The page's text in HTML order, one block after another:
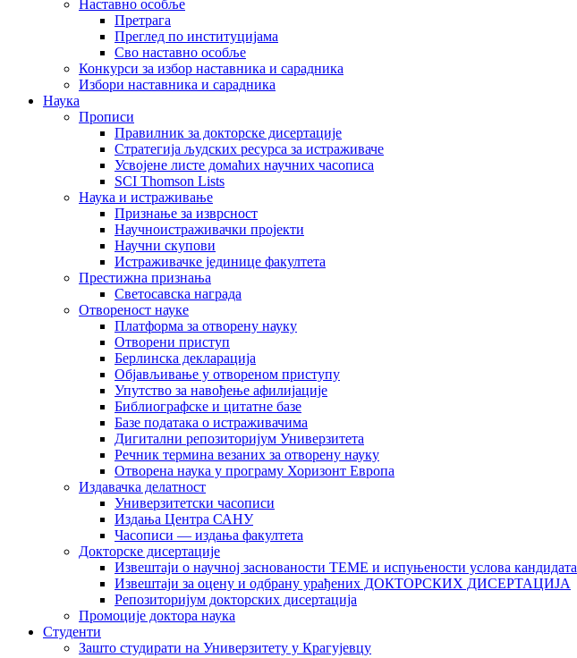
Наставно особље
Претрага
Преглед по институцијама
Сво наставно особље
Конкурси за избор наставника и сарадника
Избори наставника и сарадника
Наука
Прописи
Правилник за докторске дисертације
Стратегија људских ресурса за истраживаче
Усвојене листе домаћих научних часописа
SCI Thomson Lists
Наука и истраживање
Признање за изврсност
Научноистраживачки пројекти
Научни скупови
Истраживачке јединице факултета
Престижна признања
Светосавска награда
Отвореност науке
Платформа за отворену науку
Отворени приступ
Берлинска декларација
Објављивање у отвореном приступу
Упутство за навођење афилијације
Библиографске и цитатне базе
Базе података о истраживачима
Дигитални репозиторијум Универзитета
Рeчник термина везаних за отворену науку
Отворена наука у програму Хоризонт Европа
Издавачка делатност
Универзитетски часописи
Издања Центра САНУ
Часописи — издања факултета
Докторске дисертације
Извештаји о научној заснованости ТЕМЕ и испуњености услова кандидата
Извештаји за оцену и одбрану урађених ДОКТОРСКИХ ДИСЕРТАЦИЈА
Репозиторијум докторских дисертација
Промоције доктора наука
Студенти
Зашто студирати на Универзитету у Крагујевцу